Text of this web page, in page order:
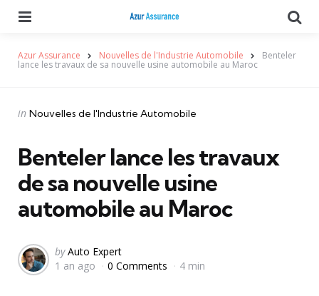
Azur Assurance Nouvelles de l'Industrie Automobile Benteler
lance les travaux de sa nouvelle usine automobile au Maroc
Categories
Posted
in Nouvelles de l'Industrie Automobile
Benteler lance les travaux
de sa nouvelle usine
automobile au Maroc
Posted
by
by Auto Expert
1 an ago
0 Comments 4 min